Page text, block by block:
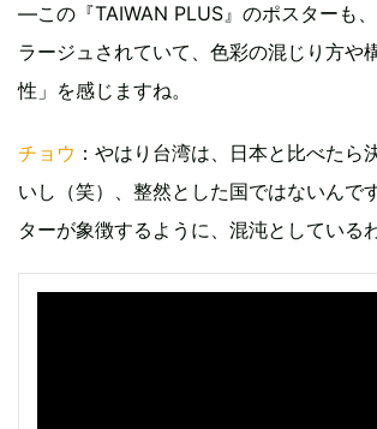
—この『TAIWAN PLUS』のポスターも
ラージュされていて、色彩の混じり方や
性」を感じますね。
チョウ ：やはり台湾は、日本と比べたら
いし（笑）、整然とした国ではないんで
ターが象徴するように、混沌としている